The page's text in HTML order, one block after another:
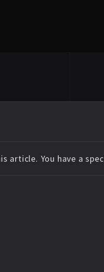
article. You have a